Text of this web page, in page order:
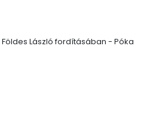
László fordításában - Póka